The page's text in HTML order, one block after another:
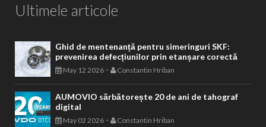
Ultimele articole
Ghid de mentenanță pentru simeringuri SKF:
prevenirea defecțiunilor prin etanșare corectă
May 12 2026 - Constantin Hriban
AUMOVIO sărbătorește 20 de ani de tahograf
digital
May 02 2026 - Constantin Hriban